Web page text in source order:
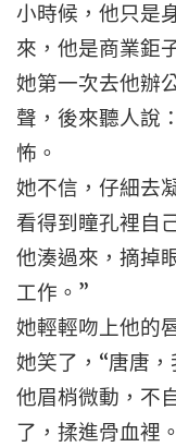
小時候，他只是
來，他是商業鉅
她第一次去他辦
聲，後來聽人說
怖。
她不信，仔細去
看得到瞳孔裡自
他湊過來，摘掉
工作。”
她輕輕吻上他的
她笑了，“唐唐
他眉梢微動，不
了，揉進骨血裡。